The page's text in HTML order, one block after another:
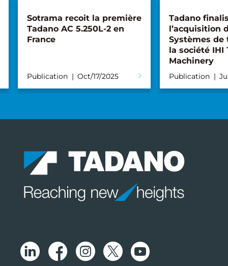
Sotrama recoit la première
Tadano AC 5.250L-2 en
France
Publication Oct/17/2025
Tadano
l’acquisition
Systèmes de
la société IHI
Machinery
Publication